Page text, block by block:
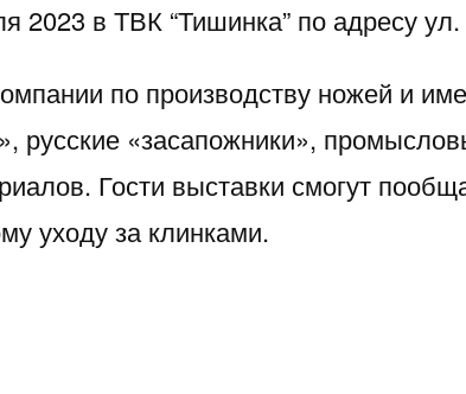
2023 в ТВК “Тишинка” по адресу
по производству ножей и
русские «засапожники»,
Гости выставки смогут
уходу за клинками.